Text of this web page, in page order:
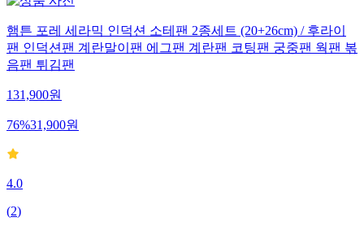
햄튼 포레 세라믹 인덕션 소테팬 2종세트 (20+26cm) / 후라이
팬 인덕션팬 계란말이팬 에그팬 계란팬 코팅팬 궁중팬 웍팬 볶
음팬 튀김팬
131,900원
76%31,900원
4.0
(2)